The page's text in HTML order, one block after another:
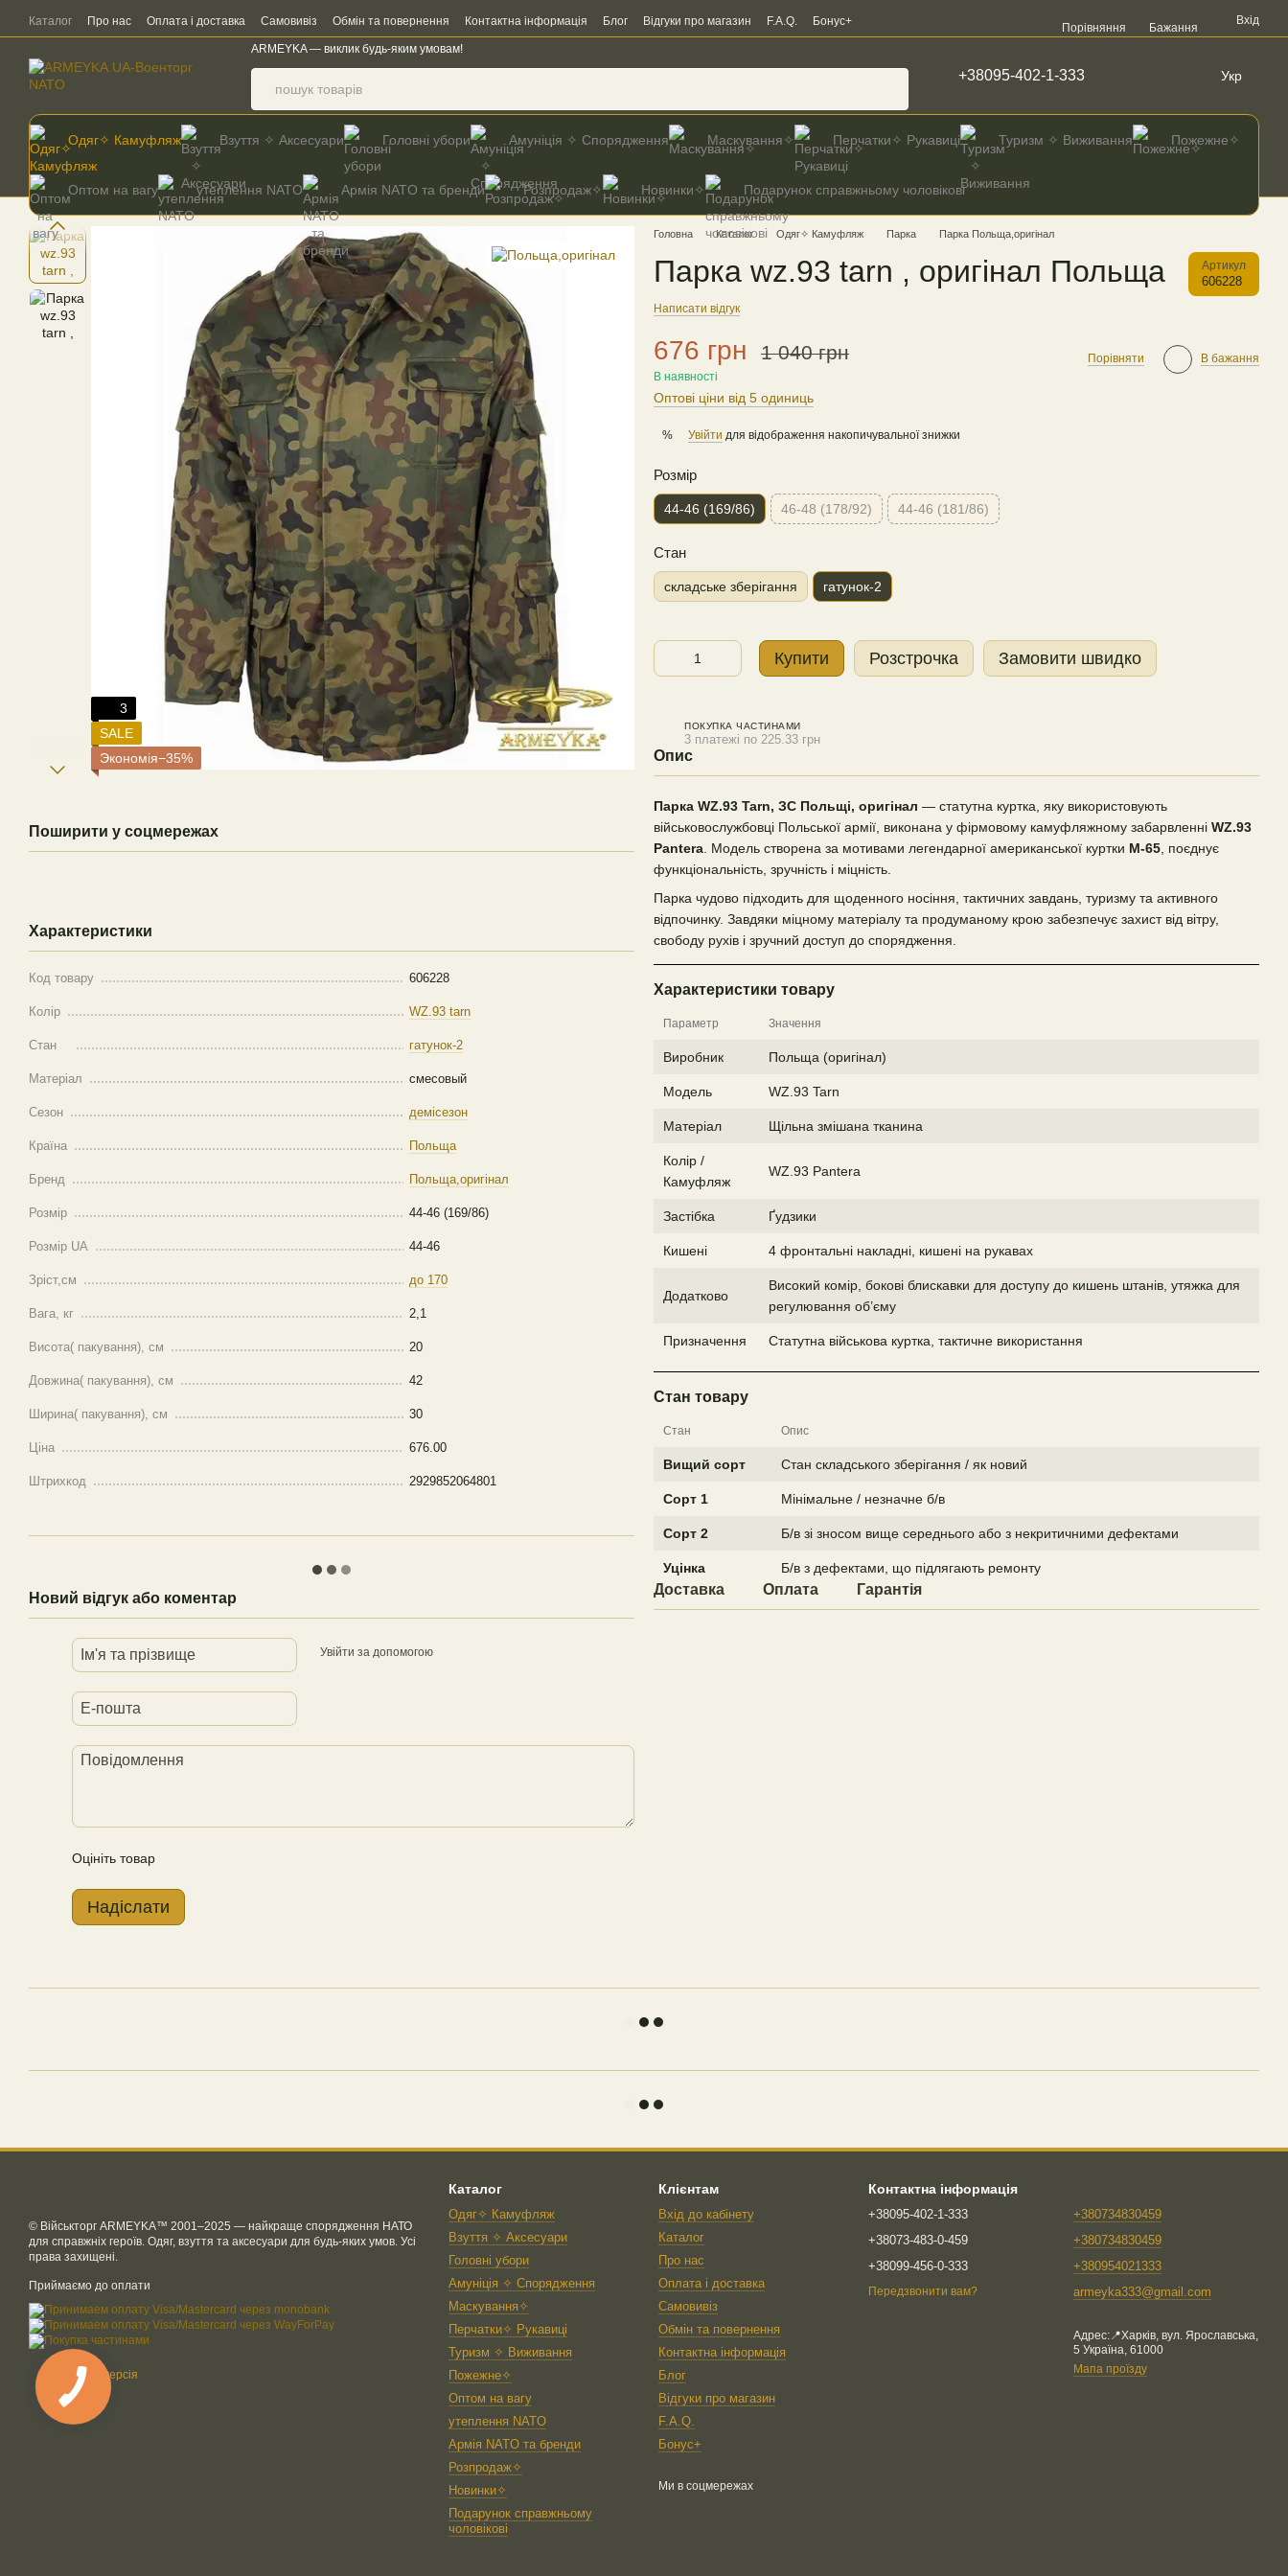
Перейти до основного контенту
Каталог Про нас Оплата і доставка Самовивіз Обмін та повернення Контактна інформація Блог Відгуки про магазин F.A.Q. Бонус+ Порівняння Бажання
Вхід
ARMEYKA — виклик будь-яким умовам!
+38095-402-1-333 Укр
Одяг✧ Камуфляж Взуття ✧ Аксесуари Головні убори Амуніція ✧ Спорядження Маскування✧ Перчатки✧ Рукавиці Туризм ✧ Виживання Пожежне✧
Оптом на вагу утеплення NATO Армія NATO та бренди Розпродаж✧ Новинки✧ Подарунок справжньому чоловікові
3
SALE
Экономія−35%
Поширити у соцмережах
Характеристики
Код товару 606228
Колір WZ.93 tarn
Стан гатунок-2
Матеріал смесовый
Сезон демісезон
Країна Польща
Бренд Польща,оригінал
Розмір 44-46 (169/86)
Розмір UA 44-46
Зріст,см до 170
Вага, кг 2,1
Висота( пакування), см 20
Довжина( пакування), см 42
Ширина( пакування), см 30
Ціна 676.00
Штрихкод 2929852064801
Новий відгук або коментар
Увійти за допомогою
Оцініть товар
Надіслати
Головна Каталог Одяг✧ Камуфляж Парка Парка Польща,оригінал
Парка wz.93 tarn , оригінал Польща Артикул
606228
Написати відгук
676 грн 1 040 грн
В наявності
Порівняти В бажання
Оптові ціни від 5 одиниць
% Увійти для відображення накопичувальної знижки
Розмір
44-46 (169/86) 46-48 (178/92) 44-46 (181/86)
Стан
складське зберігання гатунок-2
Купити Розстрочка Замовити швидко
ПОКУПКА ЧАСТИНАМИ
3 платежі по 225.33 грн
Опис
Парка WZ.93 Tarn, ЗС Польщі, оригінал — статутна куртка, яку використовують
військовослужбовці Польської армії, виконана у фірмовому камуфляжному забарвленні WZ.93
Pantera . Модель створена за мотивами легендарної американської куртки M-65 , поєднує
функціональність, зручність і міцність.
Парка чудово підходить для щоденного носіння, тактичних завдань, туризму та активного
відпочинку. Завдяки міцному матеріалу та продуманому крою забезпечує захист від вітру,
свободу рухів і зручний доступ до спорядження.
Характеристики товару
Параметр Значення
Виробник Польща (оригінал)
Модель WZ.93 Tarn
Матеріал Щільна змішана тканина
Колір /
Камуфляж
WZ.93 Pantera
Застібка Ґудзики
Кишені 4 фронтальні накладні, кишені на рукавах
Додатково
Високий комір, бокові блискавки для доступу до кишень штанів, утяжка для
регулювання об’єму
Призначення Статутна військова куртка, тактичне використання
Стан товару
Стан Опис
Вищий сорт Стан складського зберігання / як новий
Сорт 1 Мінімальне / незначне б/в
Сорт 2 Б/в зі зносом вище середнього або з некритичними дефектами
Уцінка Б/в з дефектами, що підлягають ремонту
Доставка Оплата Гарантія
© Військторг ARMEYKA™ 2001–2025 — найкраще спорядження НАТО
для справжніх героїв. Одяг, взуття та аксесуари для будь-яких умов. Усі
права захищені.
Приймаємо до оплати
Мобільна версія
Каталог
Одяг✧ Камуфляж
Взуття ✧ Аксесуари
Головні убори
Амуніція ✧ Спорядження
Маскування✧
Перчатки✧ Рукавиці
Туризм ✧ Виживання
Пожежне✧
Оптом на вагу
утеплення NATO
Армія NATO та бренди
Розпродаж✧
Новинки✧
Подарунок справжньому
чоловікові
Клієнтам
Вхід до кабінету
Каталог
Про нас
Оплата і доставка
Самовивіз
Обмін та повернення
Контактна інформація
Блог
Відгуки про магазин
F.A.Q.
Бонус+
Ми в соцмережах
Контактна інформація
+38095-402-1-333
+38073-483-0-459
+38099-456-0-333
Передзвонити вам?
+380734830459
+380734830459
+380954021333
armeyka333@gmail.com
Адрес:📍Харків, вул. Ярославська,
5 Україна, 61000
Мапа проїзду